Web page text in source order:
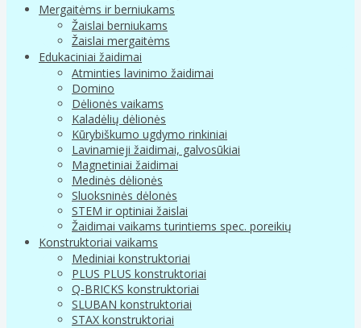
Mergaitėms ir berniukams
Žaislai berniukams
Žaislai mergaitėms
Edukaciniai žaidimai
Atminties lavinimo žaidimai
Domino
Dėlionės vaikams
Kaladėlių dėlionės
Kūrybiškumo ugdymo rinkiniai
Lavinamieji žaidimai, galvosūkiai
Magnetiniai žaidimai
Medinės dėlionės
Sluoksninės dėlonės
STEM ir optiniai žaislai
Žaidimai vaikams turintiems spec. poreikių
Konstruktoriai vaikams
Mediniai konstruktoriai
PLUS PLUS konstruktoriai
Q-BRICKS konstruktoriai
SLUBAN konstruktoriai
STAX konstruktoriai